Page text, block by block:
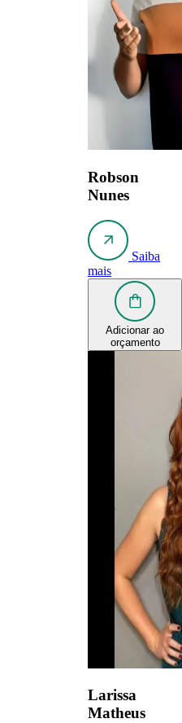
Robson
Nunes
Saiba
mais
Adicionar ao
orçamento
Larissa
Matheus